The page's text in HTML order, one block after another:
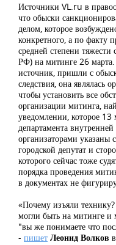
Источники VL.ru в
что обыски
делом, которое
конкретного, а по факту
средней степени
РФ) на митинге 26
источник, пришли с
следствия, она являлась
чтобы установить все
организации митинга,
уведомлении, которое 13
департамента
организаторами указаны
городской депутат и
которого сейчас тоже
порядка проведения
в документах не
«Почему изъяли
могли быть на митинге и
"вы же понимаете что
- пишет Леонид Волков